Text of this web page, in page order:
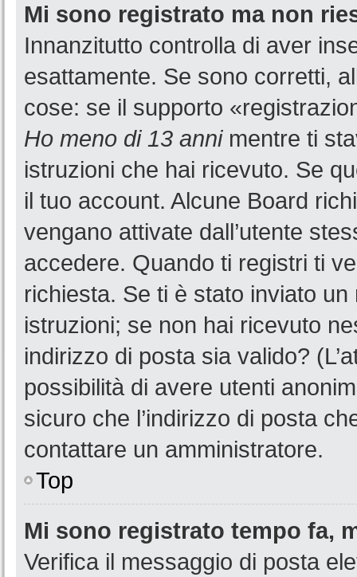
Mi sono registrato ma non
Innanzitutto controlla di aver
esattamente. Se sono corretti,
cose: se il supporto
Ho meno di 13 annimentre ti
istruzioni che hai ricevuto. Se
il tuo account. Alcune Board
vengano attivate dall’utente
accedere. Quando ti registri ti
richiesta. Se ti è stato inviato
istruzioni; se non hai ricevuto
indirizzo di posta sia valido?
possibilità di avere utenti
sicuro che l’indirizzo di posta
contattare un amministratore.
Top
Mi sono registrato tempo fa,
Verifica il messaggio di posta